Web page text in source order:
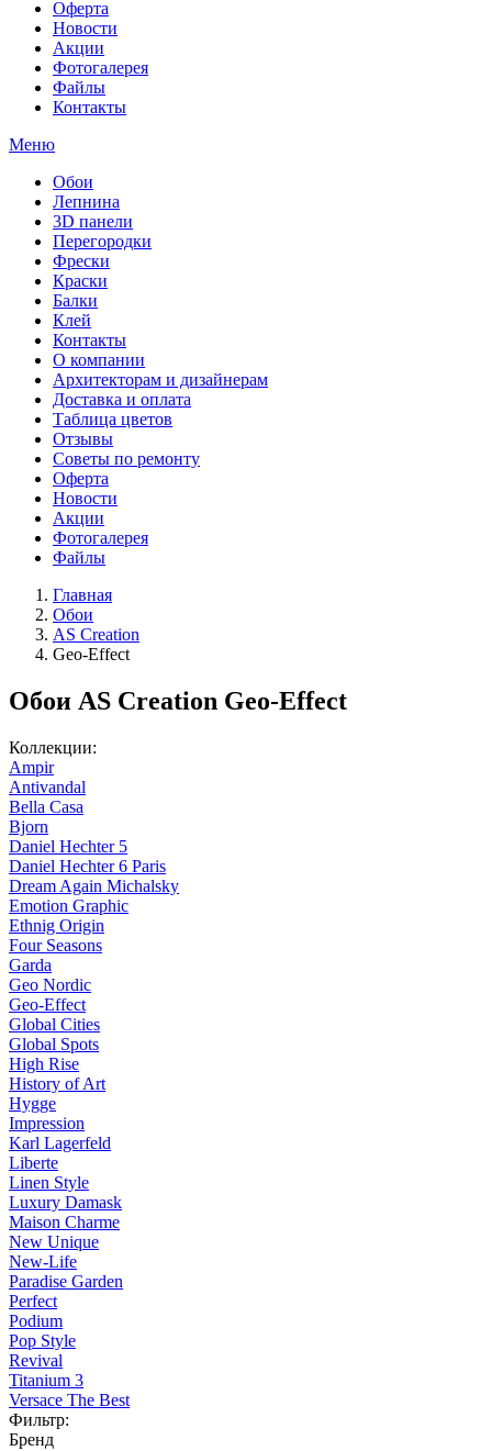
Оферта
Новости
Акции
Фотогалерея
Файлы
Контакты
Меню
Обои
Лепнина
3D панели
Перегородки
Фрески
Краски
Балки
Клей
Контакты
О компании
Архитекторам и дизайнерам
Доставка и оплата
Таблица цветов
Отзывы
Советы по ремонту
Оферта
Новости
Акции
Фотогалерея
Файлы
Главная
Обои
AS Creation
Geo-Effect
Обои AS Creation Geo-Effect
Коллекции:
Ampir
Antivandal
Bella Casa
Bjorn
Daniel Hechter 5
Daniel Hechter 6 Paris
Dream Again Michalsky
Emotion Graphic
Ethnig Origin
Four Seasons
Garda
Geo Nordic
Geo-Effect
Global Cities
Global Spots
High Rise
History of Art
Hygge
Impression
Karl Lagerfeld
Liberte
Linen Style
Luxury Damask
Maison Charme
New Unique
New-Life
Paradise Garden
Perfect
Podium
Pop Style
Revival
Titanium 3
Versace The Best
Фильтр:
Бренд